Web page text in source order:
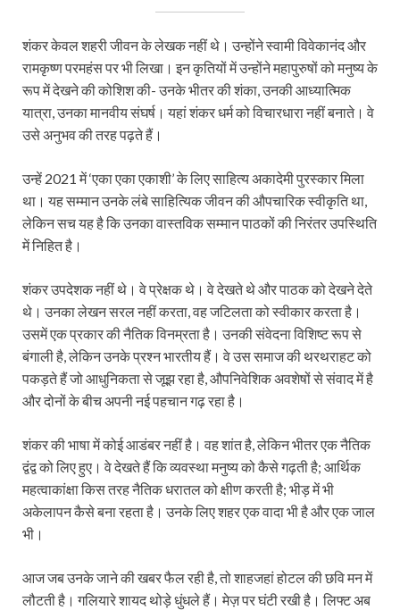
शंकर केवल शहरी जीवन के लेखक नहीं थे। उन्होंने स्वामी विवेकानंद और
रामकृष्ण परमहंस पर भी लिखा। इन कृतियों में उन्होंने महापुरुषों को मनुष्य के
रूप में देखने की कोशिश की- उनके भीतर की शंका, उनकी आध्यात्मिक
यात्रा, उनका मानवीय संघर्ष। यहां शंकर धर्म को विचारधारा नहीं बनाते। वे
उसे अनुभव की तरह पढ़ते हैं।
उन्हें 2021 में ‘एका एका एकाशी’ के लिए साहित्य अकादेमी पुरस्कार मिला
था। यह सम्मान उनके लंबे साहित्यिक जीवन की औपचारिक स्वीकृति था,
लेकिन सच यह है कि उनका वास्तविक सम्मान पाठकों की निरंतर उपस्थिति
में निहित है।
शंकर उपदेशक नहीं थे। वे प्रेक्षक थे। वे देखते थे और पाठक को देखने देते
थे। उनका लेखन सरल नहीं करता, वह जटिलता को स्वीकार करता है।
उसमें एक प्रकार की नैतिक विनम्रता है। उनकी संवेदना विशिष्ट रूप से
बंगाली है, लेकिन उनके प्रश्न भारतीय हैं। वे उस समाज की थरथराहट को
पकड़ते हैं जो आधुनिकता से जूझ रहा है, औपनिवेशिक अवशेषों से संवाद में है
और दोनों के बीच अपनी नई पहचान गढ़ रहा है।
शंकर की भाषा में कोई आडंबर नहीं है। वह शांत है, लेकिन भीतर एक नैतिक
द्वंद्व को लिए हुए। वे देखते हैं कि व्यवस्था मनुष्य को कैसे गढ़ती है; आर्थिक
महत्वाकांक्षा किस तरह नैतिक धरातल को क्षीण करती है; भीड़ में भी
अकेलापन कैसे बना रहता है। उनके लिए शहर एक वादा भी है और एक जाल
भी।
आज जब उनके जाने की खबर फैल रही है, तो शाहजहां होटल की छवि मन में
लौटती है। गलियारे शायद थोड़े धुंधले हैं। मेज़ पर घंटी रखी है। लिफ्ट अब